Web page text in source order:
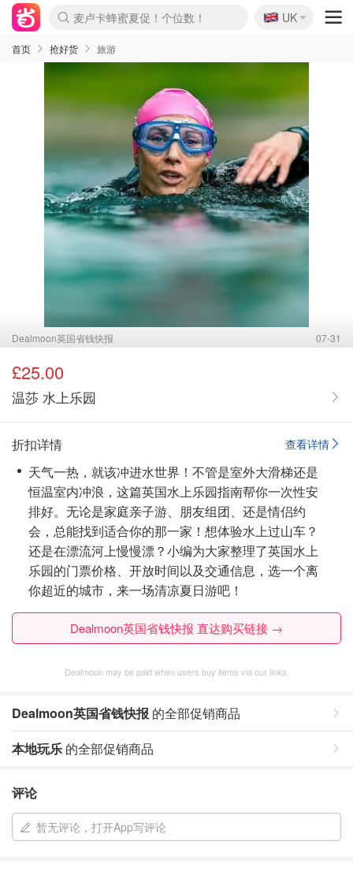
麦卢卡蜂蜜夏促！个位数！
Prada/Miu 4.8折！
啥？必胜客披萨5折！
🇬🇧
UK
首页 抢好货 旅游
Dealmoon英国省钱快报 07-31
£25.00
温莎 水上乐园
查看详情
折扣详情
天气一热，就该冲进水世界！不管是室外大滑梯还是
恒温室内冲浪，这篇英国水上乐园指南帮你一次性安
排好。无论是家庭亲子游、朋友组团、还是情侣约
会，总能找到适合你的那一家！想体验水上过山车？
还是在漂流河上慢慢漂？小编为大家整理了英国水上
乐园的门票价格、开放时间以及交通信息，选一个离
你超近的城市，来一场清凉夏日游吧！
Dealmoon英国省钱快报 直达购买链接 →
Dealmoon may be paid when users buy items via our links.
Dealmoon英国省钱快报 的全部促销商品
本地玩乐 的全部促销商品
评论
暂无评论，打开App写评论